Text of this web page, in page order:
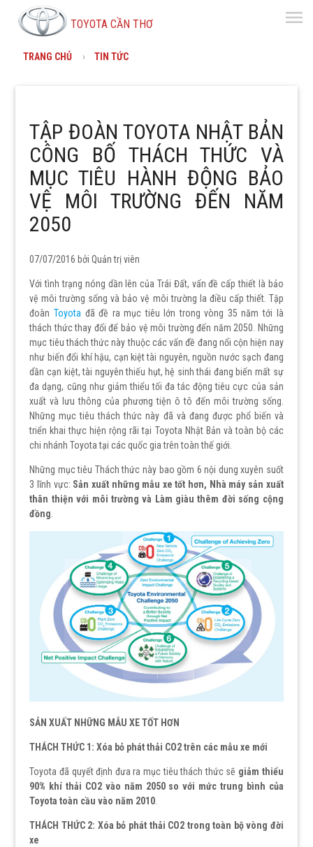
TOYOTA CẦN THƠ menu
TRANG CHỦ TIN TỨC
TẬP ĐOÀN TOYOTA NHẬT BẢN
CÔNG BỐ THÁCH THỨC VÀ
MỤC TIÊU HÀNH ĐỘNG BẢO
VỆ MÔI TRƯỜNG ĐẾN NĂM
2050
07/07/2016 bởiQuản trị viên
Với tình trạng nóng dần lên của Trái Đất, vấn đề cấp thiết là bảo
vệ môi trường sống và bảo vệ môi trường la điều cấp thiết. Tập
đoàn Toyota đã đề ra mục tiêu lớn trong vòng 35 năm tới là
thách thức thay đổi để bảo vệ môi trường đến năm 2050.
Những
mục tiêu thách thức này thuộc các vấn đề đang nổi cộn hiện nay
như biến đổi khí hậu, cạn kiệt tài nguyên, nguồn nước sạch đang
dần cạn kiệt, tài nguyên thiếu hụt, hệ sinh thái đang biến mất sự
đa dạng, cũng như giảm thiểu tối đa tác động tiêu cực của sản
xuất và lưu thông của phương tiện ô tô đến môi trường sống.
Những mục tiêu thách thức này đã và đang được phổ biến và
triển khai thực hiện rộng rãi tại Toyota Nhật Bản và toàn bộ các
chi nhánh Toyota tại các quốc gia trên toàn thế giới.
Những mục tiêu Thách thức này bao gồm 6 nội dung xuyên suốt
3 lĩnh vực: Sản xuất những mẫu xe tốt hơn, Nhà máy sản xuất
thân thiện với môi trường và Làm giàu thêm đời sống cộng
đồng
SẢN XUẤT NHỮNG MẪU XE TỐT HƠN
THÁCH THỨC 1: Xóa bỏ phát thải CO2 trên các mẫu xe mới
Toyota đã quyết định đưa ra mục tiêu thách thức sẽ giảm thiểu
90% khí thải CO2 vào năm 2050 so với mức trung bình của
Toyota toàn cầu vào năm 2010
THÁCH THỨC 2: Xóa bỏ phát thải CO2 trong toàn bộ vòng đời
xe